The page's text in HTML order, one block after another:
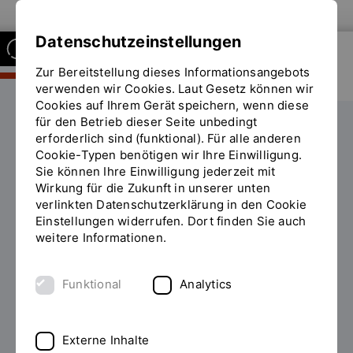
FAKULTÄT BUSINESS AND
MANAGEMENT
Sie
befinden
sich
auf
der
Seite
Kompetenzfelder
Kompetenzfeld Entrepreneurship
Datenschutzeinstellungen
Zur Bereitstellung dieses Informationsangebots
verwenden wir Cookies. Laut Gesetz können wir
Cookies auf Ihrem Gerät speichern, wenn diese
für den Betrieb dieser Seite unbedingt
erforderlich sind (funktional). Für alle anderen
Cookie-Typen benötigen wir Ihre Einwilligung.
Sie können Ihre Einwilligung jederzeit mit
Wirkung für die Zukunft in unserer unten
verlinkten Datenschutzerklärung in den Cookie
Einstellungen widerrufen. Dort finden Sie auch
weitere Informationen.
Funktional Analytics
Externe Inhalte